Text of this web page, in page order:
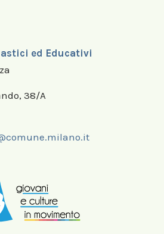
ed Educativi
38/A